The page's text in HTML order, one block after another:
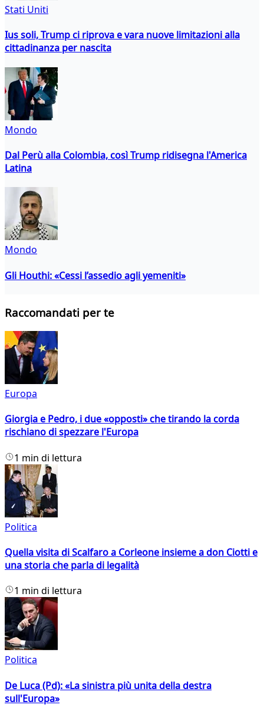
Stati Uniti
Ius soli, Trump ci riprova e vara nuove limitazioni alla
cittadinanza per nascita
Mondo
Dal Perù alla Colombia, così Trump ridisegna l'America
Latina
Mondo
Gli Houthi: «Cessi l’assedio agli yemeniti»
Raccomandati per te
Europa
Giorgia e Pedro, i due «opposti» che tirando la corda
rischiano di spezzare l'Europa
1 min di lettura
Politica
Quella visita di Scalfaro a Corleone insieme a don Ciotti e
una storia che parla di legalità
1 min di lettura
Politica
De Luca (Pd): «La sinistra più unita della destra
sull'Europa»